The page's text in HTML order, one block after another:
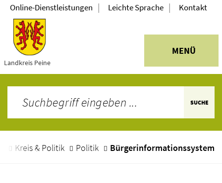
Landkreis Peine
MENÜ
Online-Dienstleistungen | Leichte Sprache | Kontakt
SUCHE
Kreis & Politik Politik Bürgerinformationssystem